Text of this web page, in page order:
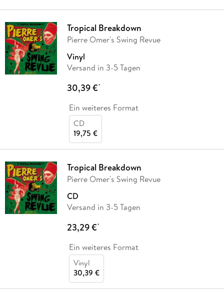
Tropical Breakdown
Pierre Omer's Swing Revue
Vinyl
Versand in 3-5 Tagen
30,39 €*
Ein weiteres Format
CD
19,75 €
Tropical Breakdown
Pierre Omer's Swing Revue
CD
Versand in 3-5 Tagen
23,29 €*
Ein weiteres Format
Vinyl
30,39 €